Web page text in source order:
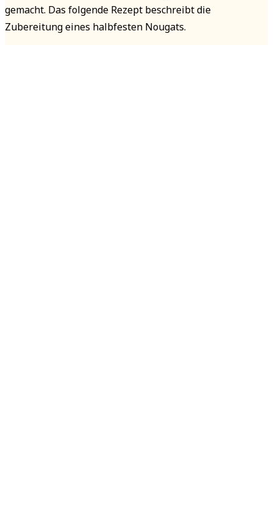
gemacht. Das folgende Rezept beschreibt die
Zubereitung eines halbfesten Nougats.